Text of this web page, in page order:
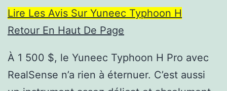
Lire Les Avis Sur Yuneec Typhoon H
Retour En Haut De Page
À 1 500 $, le Yuneec Typhoon H Pro avec
RealSense n’a rien à éternuer. C’est aussi